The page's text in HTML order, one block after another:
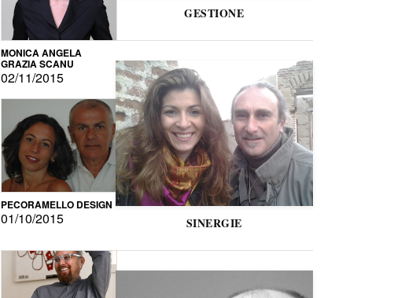
MONICA ANGELA
GRAZIA SCANU
02/11/2015
PECORAMELLO DESIGN
01/10/2015
GESTIONE
SINERGIE